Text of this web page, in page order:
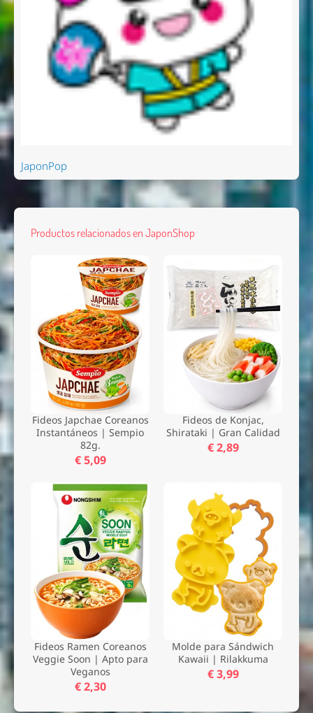
JaponPop
Productos relacionados en JaponShop
Fideos Japchae Coreanos
Instantáneos | Sempio
82g.
€ 5,09
Fideos de Konjac,
Shirataki | Gran Calidad
€ 2,89
Fideos Ramen Coreanos
Veggie Soon | Apto para
Veganos
€ 2,30
Molde para Sándwich
Kawaii | Rilakkuma
€ 3,99